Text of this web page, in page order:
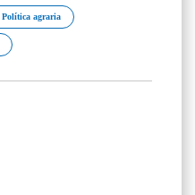
Política agraria